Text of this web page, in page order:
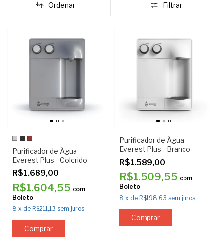
Ordenar Filtrar
Purificador de Água
Everest Plus - Colorido
R$1.689,00
R$1.604,55 com
Boleto
8 x de R$211,13 sem juros
Comprar
Purificador de Água
Everest Plus - Branco
R$1.589,00
R$1.509,55 com
Boleto
8 x de R$198,63 sem juros
Comprar